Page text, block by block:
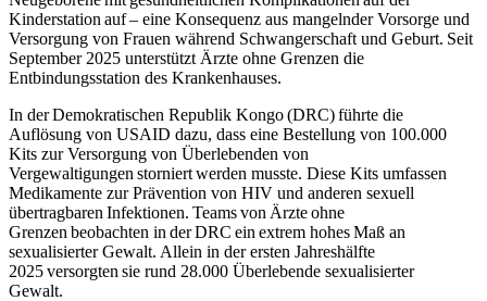
Kinderstation auf – eine Konsequenz aus mangelnder Vorsorge und
Versorgung von Frauen während Schwangerschaft und Geburt. Seit
September 2025 unterstützt Ärzte ohne Grenzen die
Entbindungsstation des Krankenhauses.
In der Demokratischen Republik Kongo (DRC) führte die
Auflösung von USAID dazu, dass eine Bestellung von 100.000
Kits zur Versorgung von Überlebenden von
Vergewaltigungen storniert werden musste. Diese Kits umfassen
Medikamente zur Prävention von HIV und anderen sexuell
übertragbaren Infektionen. Teams von Ärzte ohne
Grenzen beobachten in der DRC ein extrem hohes Maß an
sexualisierter Gewalt. Allein in der ersten Jahreshälfte
2025 versorgten sie rund 28.000 Überlebende sexualisierter
Gewalt.